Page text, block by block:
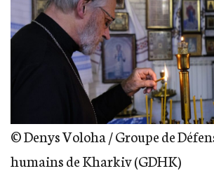
© Denys Voloha / Groupe de
humains de Kharkiv (GDHK)